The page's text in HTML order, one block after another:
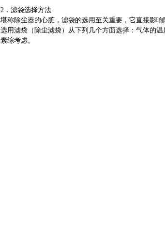
2．滤袋选择方法
堪称除尘器的心脏，滤袋的选用至关重要，它直接影响
选用滤袋（除尘滤袋）从下列几个方面选择：气体的
素综考虑。